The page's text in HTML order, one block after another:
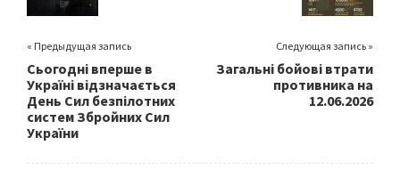
« Предыдущая запись
Сьогодні вперше в
Україні відзначається
День Сил безпілотних
систем Збройних Сил
України
Следующая запись »
Загальні бойові втрати
противника на
12.06.2026